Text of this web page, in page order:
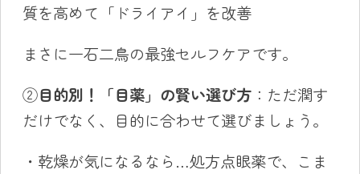
質を高めて「ドライアイ」を改善
まさに一石二鳥の最強セルフケアです。
②目的別！「目薬」の賢い選び方：ただ潤す
だけでなく、目的に合わせて選びましょう。
・乾燥が気になるなら…処方点眼薬で、こま